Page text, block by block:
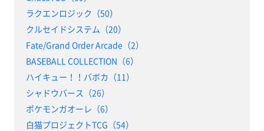
ラクエンロジック（50）
クルセイドシステム（20）
Fate/Grand Order Arcade（2）
BASEBALL COLLECTION（6）
ハイキュー！！バボカ（11）
シャドウバース（26）
ポケモンガオーレ（6）
白猫プロジェクトTCG（54）